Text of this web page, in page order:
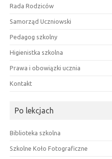
Rada Rodziców
Samorząd Uczniowski
Pedagog szkolny
Higienistka szkolna
Prawa i obowiązki ucznia
Kontakt
Po lekcjach
Biblioteka szkolna
Szkolne Koło Fotograficzne